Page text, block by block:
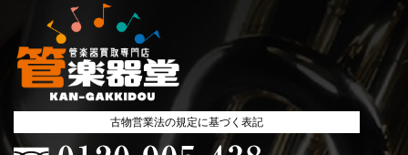
古物営業法の規定に基づく表記